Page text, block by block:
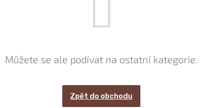
Můžete se ale podívat na ostatní kategorie.
Zpět do obchodu